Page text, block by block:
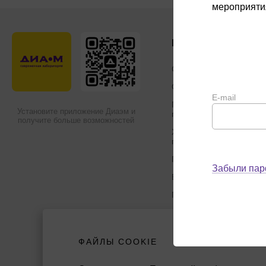
Установите приложение Диаэм и
получите больше возможностей
Спецпредложения
Оборудование, приборы
Пластик, стекло,
принадлежности
Химические реактивы,
препараты, наборы
Предметный указатель
Библиотека
Производители
ФАЙЛЫ COOKIE
E-mail
Забыли